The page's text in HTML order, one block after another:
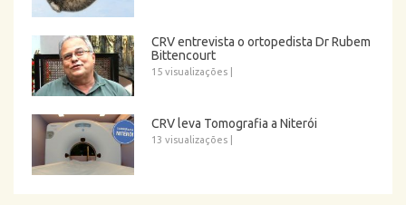
CRV entrevista o ortopedista Dr Rubem
Bittencourt
15 visualizações
CRV leva Tomografia a Niterói
13 visualizações